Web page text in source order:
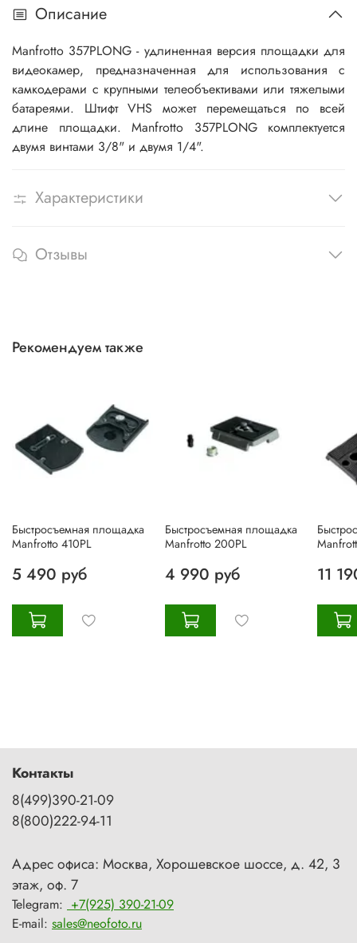
Описание
Manfrotto 357PLONG - удлиненная версия площадки для
видеокамер, предназначенная для использования с
камкодерами с крупными телеобъективами или тяжелыми
батареями. Штифт VHS может перемещаться по всей
длине площадки. Manfrotto 357PLONG комплектуется
двумя винтами 3/8" и двумя 1/4".
Характеристики
Отзывы
Рекомендуем также
Быстросъемная площадка
Manfrotto 410PL
5 490 руб
Быстросъемная площадка
Manfrotto 200PL
4 990 руб 11
Контакты
8(499)390-21-09
8(800)222-94-11
Адрес офиса: Москва, Хорошевское шоссе, д. 42, 3
этаж, оф. 7
Telegram: +7(925) 390-21-09
E-mail: sales@neofoto.ru